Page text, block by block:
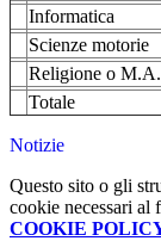
Informatica
Scienze motorie
Religione o M.A.
Totale
Notizie
Questo sito o gli
cookie necessari al
COOKIE